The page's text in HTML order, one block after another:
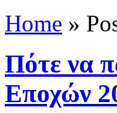
Home »
Πότε να
Εποχών